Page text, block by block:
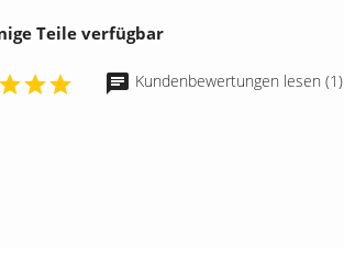
Teile verfügbar
Kundenbewertungen lesen (1)